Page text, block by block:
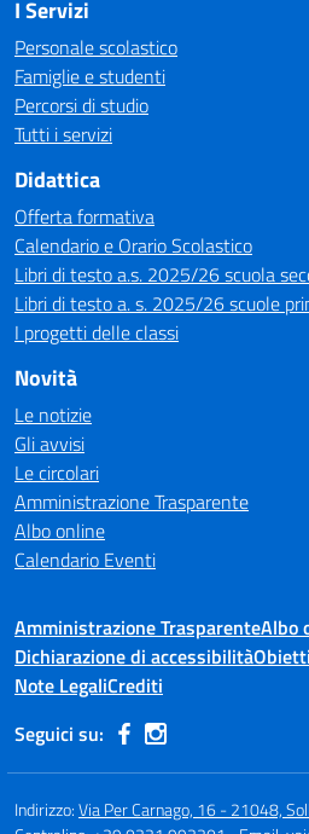
I Servizi
Personale scolastico
Famiglie e studenti
Percorsi di studio
Tutti i servizi
Didattica
Offerta formativa
Calendario e Orario Scolastico
Libri di testo a.s. 2025/26 scuola
Libri di testo a. s. 2025/26 scuole
I progetti delle classi
Novità
Le notizie
Gli avvisi
Le circolari
Amministrazione Trasparente
Albo online
Calendario Eventi
Amministrazione TrasparenteAlbo
Dichiarazione di accessibilità
Note LegaliCrediti
Seguici su:
Indirizzo:Via Per Carnago, 16 - 21048,